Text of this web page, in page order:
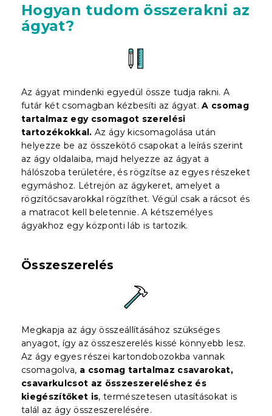
Hogyan tudom összerakni az
ágyat?
Az ágyat mindenki egyedül össze tudja rakni. A
futár két csomagban kézbesíti az ágyat.A csomag
tartalmaz egy csomagot szerelési
tartozékokkal. Az ágy kicsomagolása után
helyezze be az összekötő csapokat a leírás szerint
az ágy oldalaiba, majd helyezze az ágyat a
hálószoba területére, és rögzítse az egyes részeket
egymáshoz. Létrejön az ágykeret, amelyet a
rögzítőcsavarokkal rögzíthet. Végül csak a rácsot és
a matracot kell beletennie. A kétszemélyes
ágyakhoz egy központi láb is tartozik.
Összeszerelés
Megkapja az ágy összeállításához szükséges
anyagot, így az összeszerelés kissé könnyebb lesz.
Az ágy egyes részei kartondobozokba vannak
csomagolva, a csomag tartalmaz csavarokat,
csavarkulcsot az összeszereléshez és
kiegészítőket is, természetesen utasításokat is
talál az ágy összeszerelésére.